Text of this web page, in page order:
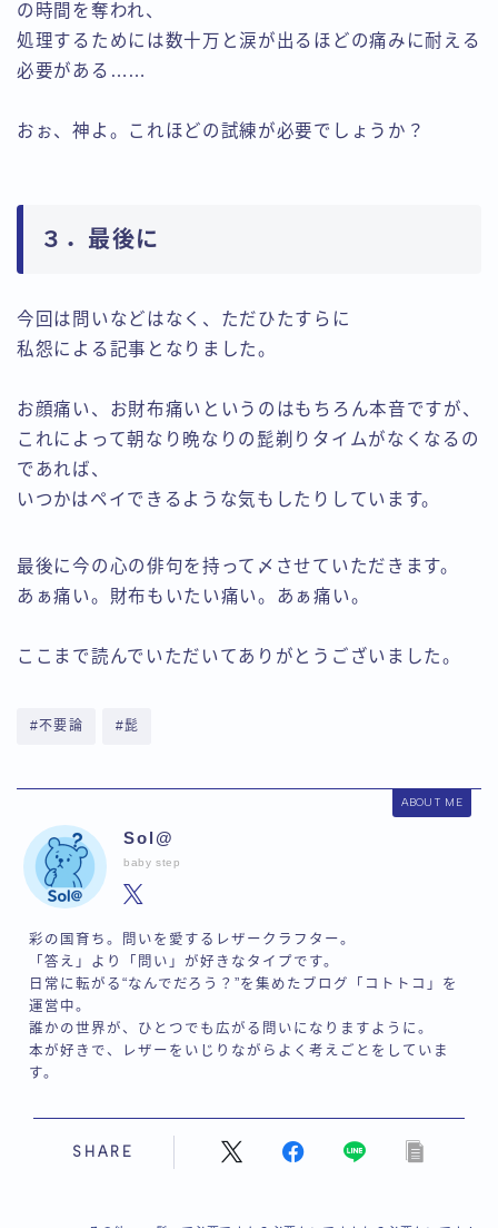
の時間を奪われ、
処理するためには数十万と涙が出るほどの痛みに耐える
必要がある……
おぉ、神よ。これほどの試練が必要でしょうか？
３．最後に
今回は問いなどはなく、ただひたすらに
私怨による記事となりました。
お顔痛い、お財布痛いというのはもちろん本音ですが、
これによって朝なり晩なりの髭剃りタイムがなくなるの
であれば、
いつかはペイできるような気もしたりしています。
最後に今の心の俳句を持って〆させていただきます。
あぁ痛い。財布もいたい痛い。あぁ痛い。
ここまで読んでいただいてありがとうございました。
#不要論 #髭
ABOUT ME
Sol@
baby step
彩の国育ち。問いを愛するレザークラフター。
「答え」より「問い」が好きなタイプです。
日常に転がる“なんでだろう？”を集めたブログ「コトトコ」を
運営中。
誰かの世界が、ひとつでも広がる問いになりますように。
本が好きで、レザーをいじりながらよく考えごとをしていま
す。
SHARE